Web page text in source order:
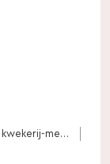
Виробник: kwekerij-meeslouwer